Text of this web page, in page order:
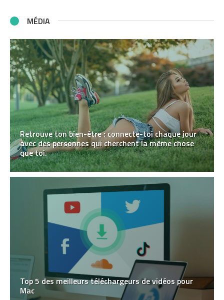
MÉDIA
Retrouve ton bien-être : connecte-toi chaque jour
avec des personnes qui cherchent la même chose
que toi.
Top 5 des meilleurs téléchargeurs de vidéos pour
Mac